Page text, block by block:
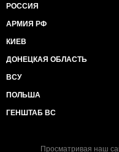
РОССИЯ
АРМИЯ РФ
КИЕВ
ДОНЕЦКАЯ ОБЛАСТЬ
ВСУ
ПОЛЬША
ГЕНШТАБ ВС
Просматривая наш